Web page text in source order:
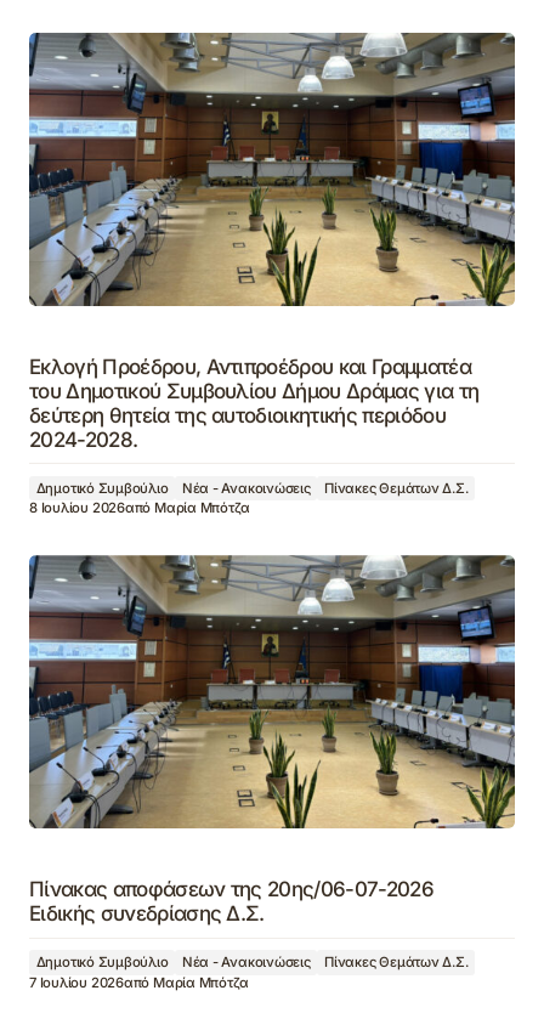
Εκλογή Προέδρου, Αντιπροέδρου και Γραμματέα
του Δημοτικού Συμβουλίου Δήμου Δράμας για τη
δεύτερη θητεία της αυτοδιοικητικής περιόδου
2024-2028.
Δημοτικό Συμβούλιο Νέα - Ανακοινώσεις
Πίνακες Θεμάτων Δ.Σ.
8 Ιουλίου 2026από Μαρία Μπότζα
Πίνακας αποφάσεων της 20ης/06-07-2026
Ειδικής συνεδρίασης Δ.Σ.
Δημοτικό Συμβούλιο Νέα - Ανακοινώσεις
Πίνακες Θεμάτων Δ.Σ.
7 Ιουλίου 2026από Μαρία Μπότζα